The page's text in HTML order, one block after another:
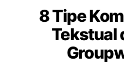
8 Tipe
Tekstual